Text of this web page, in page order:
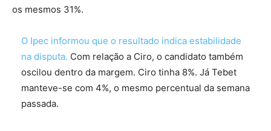
os mesmos 31%.
O Ipec informou que o resultado indica estabilidade
na disputa. Com relação a Ciro, o candidato também
oscilou dentro da margem. Ciro tinha 8%. Já Tebet
manteve-se com 4%, o mesmo percentual da semana
passada.